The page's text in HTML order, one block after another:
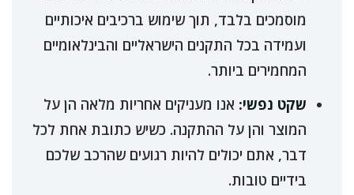
מוסמכים בלבד, תוך שימוש ברכיבים איכותיים
ועמידה בכל התקנים הישראליים והבינלאומיים
המחמירים ביותר.
שקט נפשי: אנו מעניקים אחריות מלאה הן על
המוצר והן על ההתקנה. כשיש כתובת אחת לכל
דבר, אתם יכולים להיות רגועים שהרכב שלכם
בידיים טובות.